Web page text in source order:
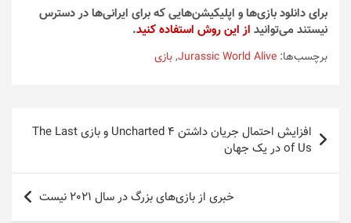
برای دانلود بازی‌ها و اپلیکیشن‌هایی که برای ایرانی‌ها در دسترس
نیستند می‌توانید از این روش استفاده کنید.
برچسب‌ها: Jurassic World Alive
,بازی
راهبری
نوشته
افزایش احتمال جریان داشتن 4 Uncharted و بازی The Last
of Us در یک جهان
خبری از بازی‌های بزرگ در سال 2021 نیست